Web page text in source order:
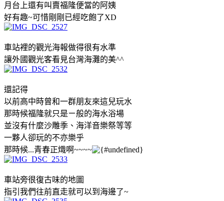
月台上還有叫賣福隆便當的阿姨
好有趣~可惜剛剛已經吃飽了XD
車站裡的觀光海報做得很有水準
讓外國觀光客看見台灣海灘的美^^
還記得
以前高中時曾和一群朋友來這兒玩水
那時候福隆就只是ㄧ般的海水浴場
並沒有什麼沙雕季、海洋音樂祭等等
一夥人卻玩的不亦樂乎
那時候...青春正熾啊~~~~
車站旁很復古味的地圖
指引我們往前直走就可以到海邊了~